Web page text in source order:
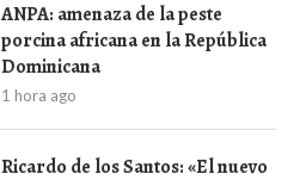
ANPA: amenaza de la peste
porcina africana en la República
Dominicana
1 hora ago
Ricardo de los Santos: «El nuevo